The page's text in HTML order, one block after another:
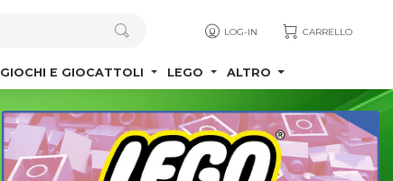
LOG-IN CARRELLO
GIOCHI E GIOCATTOLI LEGO ALTRO